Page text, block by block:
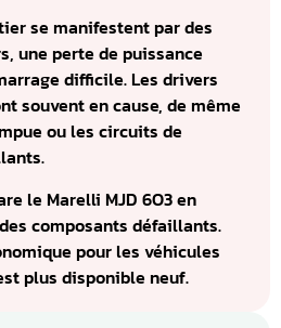
se manifestent par des
une perte de puissance
difficile. Les drivers
souvent en cause, de même
ou les circuits de
le Marelli MJD 6O3 en
composants défaillants.
pour les véhicules
plus disponible neuf.